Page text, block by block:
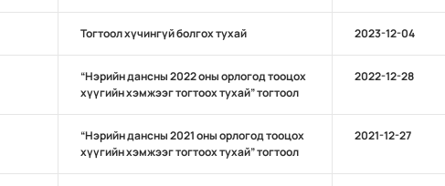
Тогтоол хүчингүй болгох тухай 2023-12-04
“Нэрийн дансны 2022 оны орлогод тооцох
хүүгийн хэмжээг тогтоох тухай” тогтоол
2022-12-28
“Нэрийн дансны 2021 оны орлогод тооцох
хүүгийн хэмжээг тогтоох тухай” тогтоол
2021-12-27